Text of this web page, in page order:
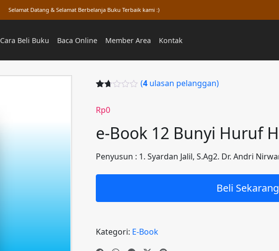
Selamat Datang & Selamat Berbelanja Buku Terbaik kami :)
Cara Beli Buku Baca Online Member Area Kontak
at
5
arka
peni
(4 ulasan pelanggan)
Rp0
e-Book 12 Bunyi Huruf
Penyusun : 1. Syardan Jalil, S.Ag2. Dr. Andri
Beli Sekarang
Kategori: E-Book